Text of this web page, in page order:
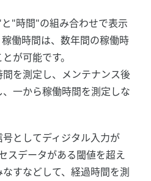
"時間"の組み合わせで表示
働時間は、数年間の稼働時
が可能です。
を測定し、メンテナンス後
一から稼働時間を測定しな
としてディジタル入力が
スデータがある閾値を超え
すなどして、経過時間を測